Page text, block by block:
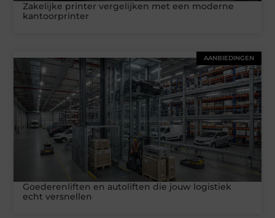
Zakelijke printer vergelijken met een moderne
kantoorprinter
AANBIEDINGEN
Goederenliften en autoliften die jouw logistiek
echt versnellen